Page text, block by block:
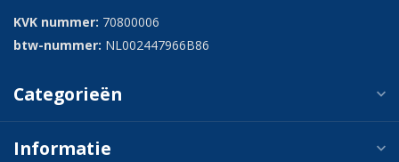
KVK nummer: 70800006
btw-nummer: NL002447966B86
Categorieën
Informatie